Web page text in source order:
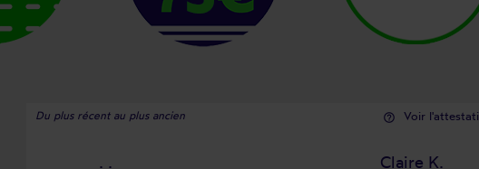
Du plus récent au plus ancien help_outline Voir
. . Claire K.